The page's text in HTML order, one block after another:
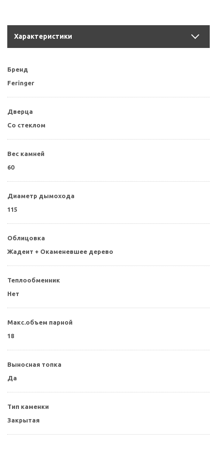
Характеристики
Бренд
Feringer
Дверца
Со стеклом
Вес камней
60
Диаметр дымохода
115
Облицовка
Жадеит + Окаменевшее дерево
Теплообменник
Нет
Макс.объем парной
18
Выносная топка
Да
Тип каменки
Закрытая